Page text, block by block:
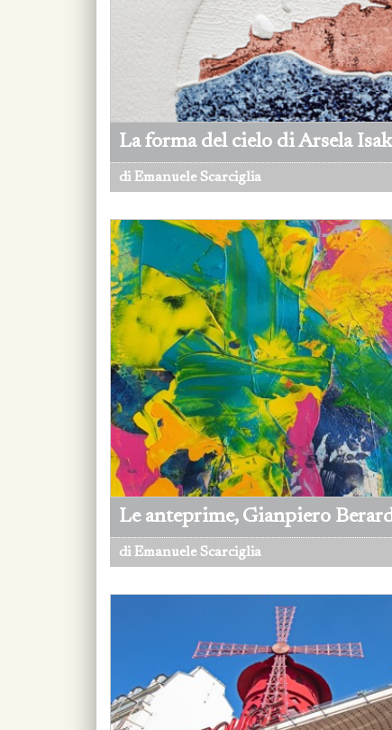
La forma del cielo di Arsela
di Emanuele Scarciglia
Le anteprime, Gianpiero
di Emanuele Scarciglia